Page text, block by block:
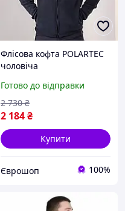
Флісова кофта POLARTEC
чоловіча
Готово до відправки
2 184₴
2 730 ₴
Купити
Єврошоп 100%